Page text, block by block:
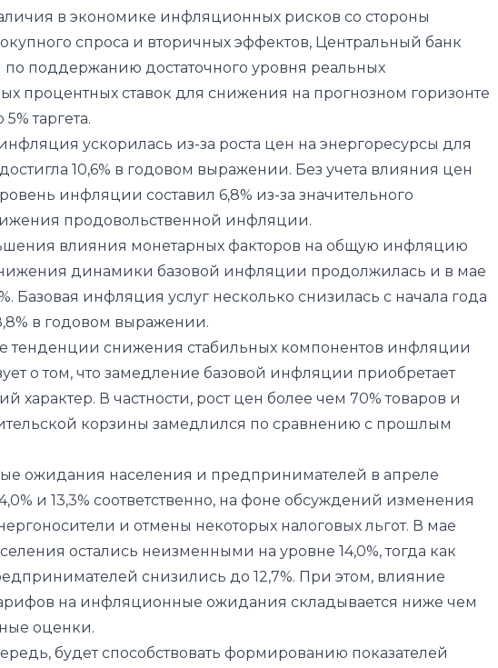
в экономике инфляционных рисков со стороны
спроса и вторичных эффектов, Центральный банк
поддержанию достаточного уровня реальных
процентных ставок для снижения на прогнозном горизонте
таргета.
ускорилась из-за роста цен на энергоресурсы для
10,6% в годовом выражении. Без учета влияния цен
инфляции составил 6,8% из-за значительного
продовольственной инфляции.
влияния монетарных факторов на общую инфляцию
динамики базовой инфляции продолжилась и в мае
Базовая инфляция услуг несколько снизилась с начала года
в годовом выражении.
тенденции снижения стабильных компонентов инфляции
о том, что замедление базовой инфляции приобретает
характер. В частности, рост цен более чем 70% товаров и
корзины замедлился по сравнению с прошлым
ожидания населения и предпринимателей в апреле
и 13,3% соответственно, на фоне обсуждений изменения
и отмены некоторых налоговых льгот. В мае
остались неизменными на уровне 14,0%, тогда как
снизились до 12,7%. При этом, влияние
на инфляционные ожидания складывается ниже чем
оценки.
будет способствовать формированию показателей